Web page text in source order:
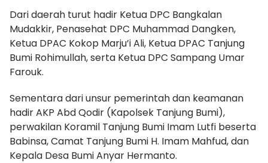
Dari daerah turut hadir Ketua DPC Bangkalan
Mudakkir, Penasehat DPC Muhammad Dangken,
Ketua DPAC Kokop Marju’i Ali, Ketua DPAC Tanjung
Bumi Rohimullah, serta Ketua DPC Sampang Umar
Farouk.
Sementara dari unsur pemerintah dan keamanan
hadir AKP Abd Qodir (Kapolsek Tanjung Bumi),
perwakilan Koramil Tanjung Bumi Imam Lutfi beserta
Babinsa, Camat Tanjung Bumi H. Imam Mahfud, dan
Kepala Desa Bumi Anyar Hermanto.